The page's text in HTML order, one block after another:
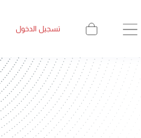
تسجيل الدخول